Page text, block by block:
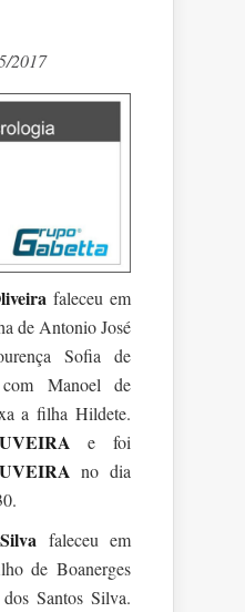
2017
faleceu em
de Antonio José
Sofia de
Manoel de
a filha Hildete.
e foi
no dia
faleceu em
de Boanerges
Santos Silva.